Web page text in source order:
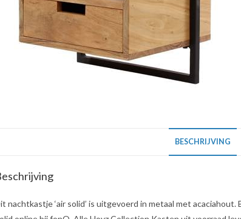
BESCHRIJVING
nachtkastje ‘air solid’ is uitgevoerd in metaal met